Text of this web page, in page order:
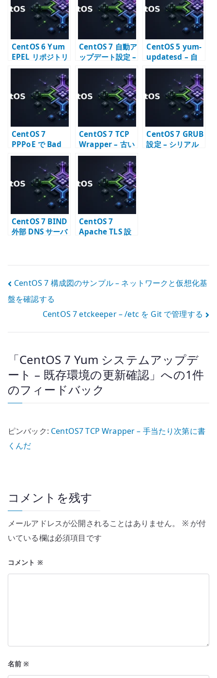
r
CentOS 6 Yum
EPEL リポジトリ
設定 – 追加パッ
ケージを利用す
CentOS 7 自動ア
ップデート設定 –
yum-cron の扱
CentOS 5 yum-
updatesd – 自
動アップデート
をどう扱うか
CentOS 7
PPPoE で Bad
TCP checksum
が多発したとき
CentOS 7 TCP
Wrapper – 古い
アクセス制御を
どう読むか
CentOS 7 GRUB
設定 – シリアル
CentOS 7 BIND
外部 DNS サーバ
CentOS 7
Apache TLS 設
投
稿
ゲ
ー
シ
ョ
ン
CentOS 7 構成図のサンプル – ネットワークと仮想化基
盤を確認する
CentOS 7 etckeeper – /etc を Git で管理する
「CentOS 7 Yum システムアップデ
ート – 既存環境の更新確認 」への1件
のフィードバック
ピンバック: CentOS7 TCP Wrapper – 手当たり次第に書
くんだ
コメントを残す
メールアドレスが公開されることはありません。 ※が付
いている欄は必須項目です
コメント ※
名前※